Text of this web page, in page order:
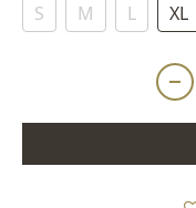
S M L XL